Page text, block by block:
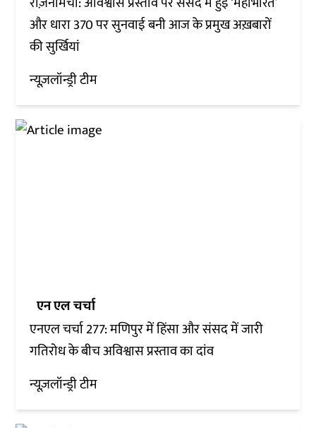
और धारा 370 पर सुनवाई बनी आज के प्रमुख अख़बारों
की सुर्खियां
न्यूज़लॉन्ड्री टीम
एन एल चर्चा
एनएल चर्चा 277: मणिपुर में हिंसा और संसद में जारी
गतिरोध के बीच अविश्वास प्रस्ताव का दांव
न्यूज़लॉन्ड्री टीम